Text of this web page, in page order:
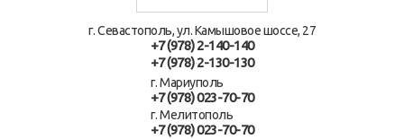
г. Севастополь, ул. Камышовое шоссе, 27
+7 (978) 2-140-140
+7 (978) 2-130-130
г. Мариуполь
+7 (978) 023-70-70
г. Мелитополь
+7 (978) 023-70-70